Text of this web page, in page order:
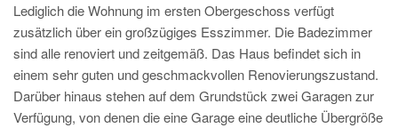
Lediglich die Wohnung im ersten Obergeschoss verfügt
zusätzlich über ein großzügiges Esszimmer. Die Badezimmer
sind alle renoviert und zeitgemäß. Das Haus befindet sich in
einem sehr guten und geschmackvollen Renovierungszustand.
Darüber hinaus stehen auf dem Grundstück zwei Garagen zur
Verfügung, von denen die eine Garage eine deutliche Übergröße